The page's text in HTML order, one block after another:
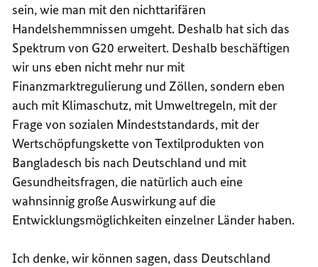
sein, wie man mit den nichttarifären
Handelshemmnissen umgeht. Deshalb hat sich das
Spektrum von G20 erweitert. Deshalb beschäftigen
wir uns eben nicht mehr nur mit
Finanzmarktregulierung und Zöllen, sondern eben
auch mit Klimaschutz, mit Umweltregeln, mit der
Frage von sozialen Mindeststandards, mit der
Wertschöpfungskette von Textilprodukten von
Bangladesch bis nach Deutschland und mit
Gesundheitsfragen, die natürlich auch eine
wahnsinnig große Auswirkung auf die
Entwicklungsmöglichkeiten einzelner Länder haben.
Ich denke, wir können sagen, dass Deutschland